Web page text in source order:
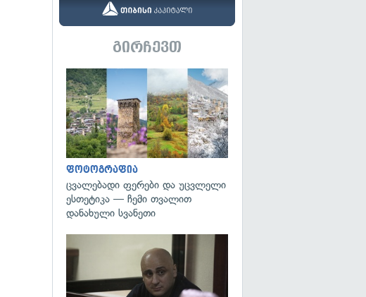
გირჩევთ
ფოტოგრაფია
ცვალებადი ფერები და უცვლელი
ესთეტიკა — ჩემი თვალით
დანახული სვანეთი